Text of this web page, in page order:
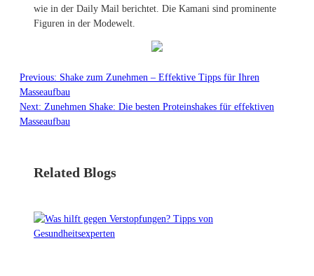
wie in der Daily Mail berichtet. Die Kamani sind prominente
Figuren in der Modewelt.
Previous: Shake zum Zunehmen – Effektive Tipps für Ihren
Masseaufbau
Next: Zunehmen Shake: Die besten Proteinshakes für effektiven
Masseaufbau
Related Blogs